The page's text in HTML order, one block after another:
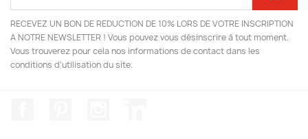
RECEVEZ UN BON DE REDUCTION DE 10% LORS DE VOTRE INSCRIPTION
A NOTRE NEWSLETTER ! Vous pouvez vous désinscrire à tout moment.
Vous trouverez pour cela nos informations de contact dans les
conditions d'utilisation du site.